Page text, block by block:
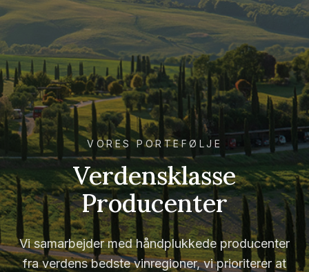
VORES PORTEFØLJE
Verdensklasse
Producenter
Vi samarbejder med håndplukkede producenter
fra verdens bedste vinregioner, vi prioriterer at